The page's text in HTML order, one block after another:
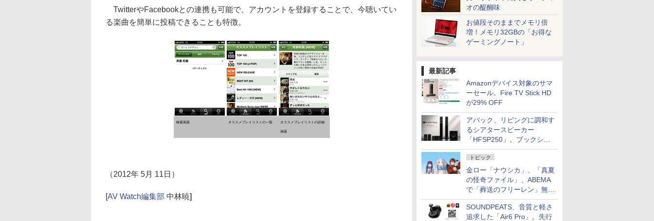
オの醍醐味
お値段そのままでメモリ倍
増！メモリ32GBの「お得な
ゲーミングノート」
最新記事
Amazonデバイス対象のサマ
ーセール。Fire TV Stick HD
が29% OFF
アバック、リビングに調和す
るシアタースピーカー
「HFSP250」。ブックシェ
ルフはペア3万円以下
トピック
金ロー「ナウシカ」、「真夏
の怪奇ファイル」、ABEMA
で「葬送のフリーレン」無料
配信など。夏の特番・配信情
報
SOUNDPEATS、音質と軽さ
追求した「Air6 Pro」。先行
TwitterやFacebookとの連携も可能で、アカウントを登録することで、今聴いてい
る楽曲を簡単に投稿できることも特徴。
検索画面 オススメプレイリストの一覧 オススメプレイリストの詳細
画面
（2012年 5月 11日）
[AV Watch編集部 中林暁]